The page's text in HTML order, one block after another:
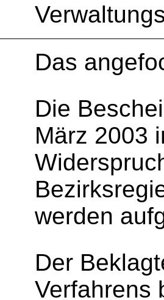
Das
Die
März 2003
werden
Der
Verfahrens